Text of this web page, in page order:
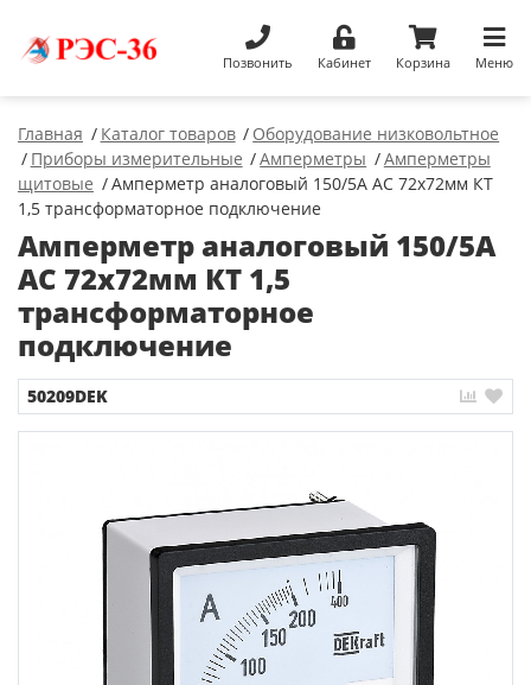
Позвонить Кабинет Корзина Меню
Главная Каталог товаров
Оборудование низковольтное
Приборы измерительные
Амперметры
Амперметры
щитовые
Амперметр аналоговый 150/5А AC 72х72мм КТ
1,5 трансформаторное подключение
Амперметр аналоговый 150/5А
AC 72х72мм КТ 1,5
трансформаторное
подключение
50209DEK